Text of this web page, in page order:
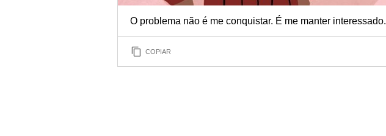
O problema não é me conquistar. É me manter interessado.
COPIAR